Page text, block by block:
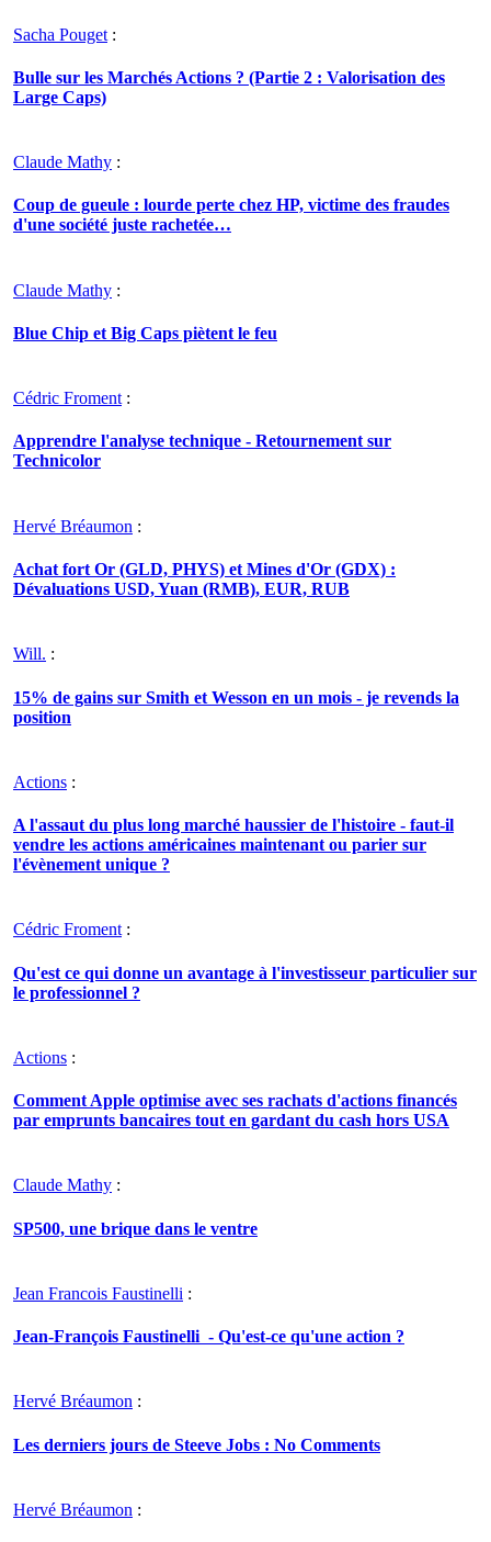
Sacha Pouget :
Bulle sur les Marchés Actions ? (Partie 2 : Valorisation des
Large Caps)
Claude Mathy :
Coup de gueule : lourde perte chez HP, victime des fraudes
d'une société juste rachetée…
Claude Mathy :
Blue Chip et Big Caps piètent le feu
Cédric Froment :
Apprendre l'analyse technique - Retournement sur
Technicolor
Hervé Bréaumon :
Achat fort Or (GLD, PHYS) et Mines d'Or (GDX) :
Dévaluations USD, Yuan (RMB), EUR, RUB
Will. :
15% de gains sur Smith et Wesson en un mois - je revends la
position
Actions :
A l'assaut du plus long marché haussier de l'histoire - faut-il
vendre les actions américaines maintenant ou parier sur
l'évènement unique ?
Cédric Froment :
Qu'est ce qui donne un avantage à l'investisseur particulier sur
le professionnel ?
Actions :
Comment Apple optimise avec ses rachats d'actions financés
par emprunts bancaires tout en gardant du cash hors USA
Claude Mathy :
SP500, une brique dans le ventre
Jean Francois Faustinelli :
Jean-François Faustinelli - Qu'est-ce qu'une action ?
Hervé Bréaumon :
Les derniers jours de Steeve Jobs : No Comments
Hervé Bréaumon :